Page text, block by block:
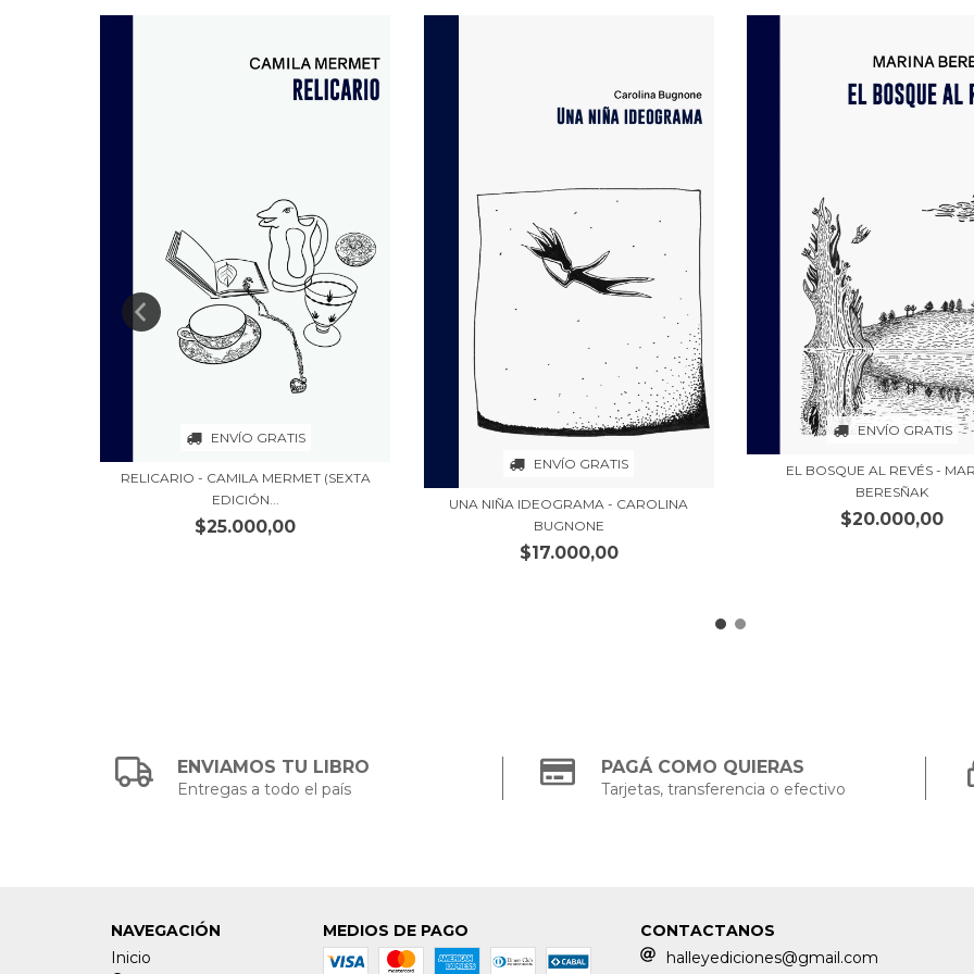
ENVÍO GRATIS
RELICARIO - CAMILA MERMET (SEXTA
EDICIÓN...
$25.000,00
ENVÍO GRATIS
UNA NIÑA IDEOGRAMA - CAROLINA
BUGNONE
$17.000,00
ENVÍO GRATIS
EL BOSQUE AL REVÉS -
BERESÑAK
$20.000,00
ENVIAMOS TU LIBRO
Entregas a todo el país
PAGÁ COMO QUIERAS
Tarjetas, transferencia o efectivo
NAVEGACIÓN
Inicio
MEDIOS DE PAGO
CONTACTANOS
halleyediciones@gmail.com